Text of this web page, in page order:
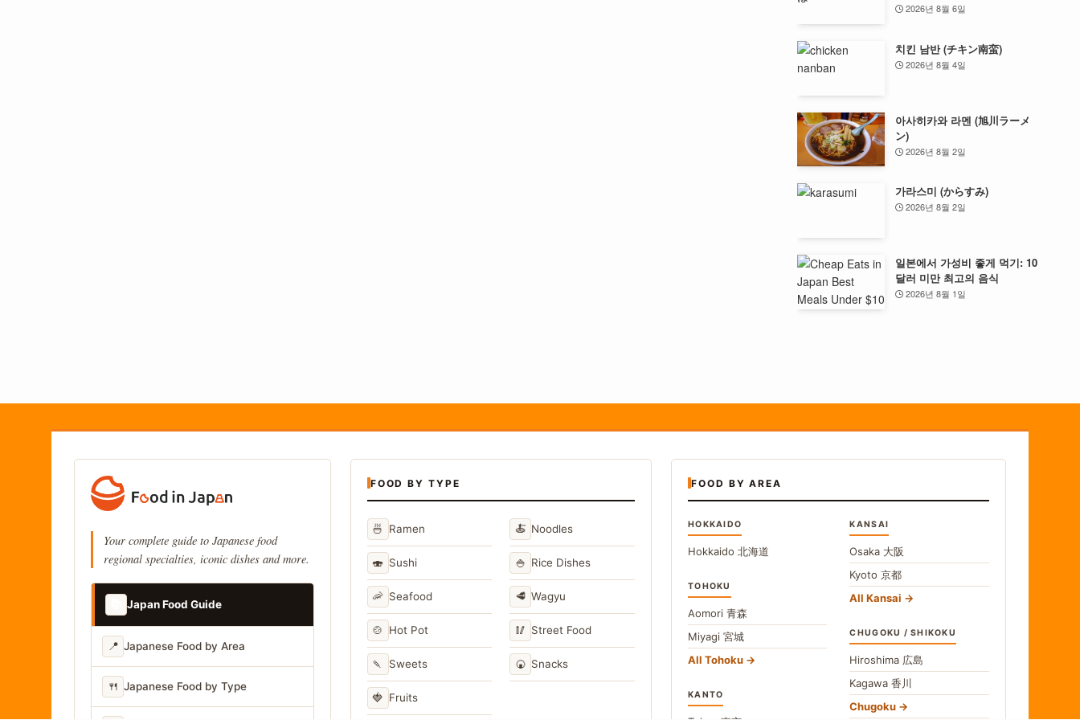
2026년 8월 6일
치킨 남반 (チキン南蛮)
2026년 8월 4일
아사히카와 라멘 (旭川ラーメ
ン)
2026년 8월 2일
가라스미 (からすみ)
2026년 8월 2일
일본에서 가성비 좋게 먹기: 10
달러 미만 최고의 음식
2026년 8월 1일
Your complete guide to Japanese food
regional specialties, iconic dishes and more.
Japan Food Guide
📍 Japanese Food by Area
🍴 Japanese Food by Type
FOOD BY TYPE
🍜 Ramen 🍝 Noodles
🍣 Sushi 🍚 Rice Dishes
🦐 Seafood 🥩 Wagyu
🍲 Hot Pot 🥢 Street Food
🍡 Sweets 🍘 Snacks
🍓 Fruits
FOOD BY AREA
HOKKAIDO
Hokkaido 北海道
TOHOKU
Aomori 青森
Miyagi 宮城
All Tohoku
KANTO
KANSAI
Osaka 大阪
Kyoto京都
All Kansai
CHUGOKU / SHIKOKU
Hiroshima 広島
Kagawa香川
Chugoku